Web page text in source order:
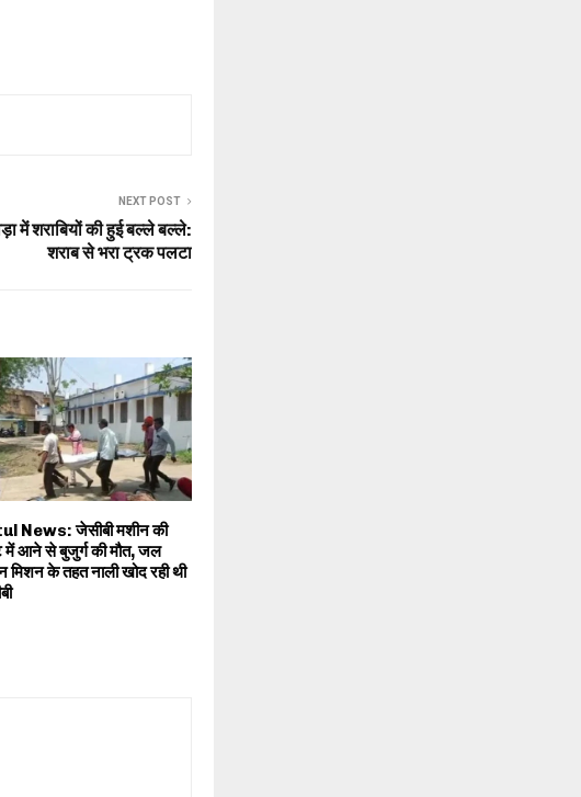
NEXT POST
में शराबियों की हुई बल्ले बल्ले:
शराब से भरा ट्रक पलटा
News: जेसीबी मशीन की
में आने से बुजुर्ग की मौत, जल
मिशन के तहत नाली खोद रही थी